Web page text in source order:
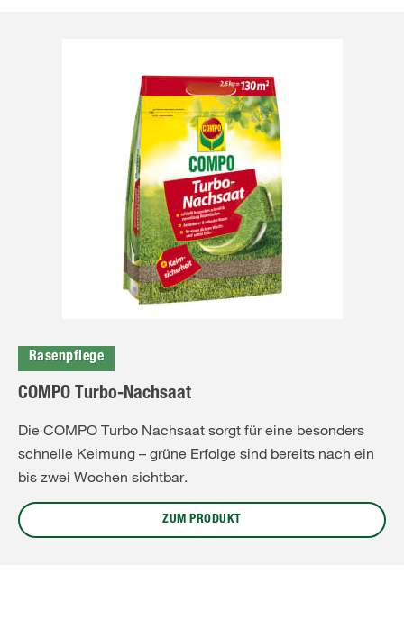
Rasenpflege
COMPO Turbo-Nachsaat
Die COMPO Turbo Nachsaat sorgt für eine besonders
schnelle Keimung – grüne Erfolge sind bereits nach ein
bis zwei Wochen sichtbar.
ZUM PRODUKT